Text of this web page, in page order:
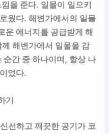
을 준다. 일몰이 일으키
웠다. 해변가에서의 일몰
운 에너지를 공급받게 해
해변가에서 일몰을 감
순간 중 하나이며, 항상 나
었다.
기
선하고 깨끗한 공기가 코